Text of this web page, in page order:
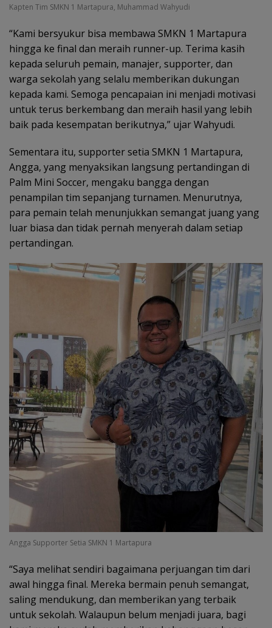
Kapten Tim SMKN 1 Martapura, Muhammad Wahyudi
“Kami bersyukur bisa membawa SMKN 1 Martapura
hingga ke final dan meraih runner-up. Terima kasih
kepada seluruh pemain, manajer, supporter, dan
warga sekolah yang selalu memberikan dukungan
kepada kami. Semoga pencapaian ini menjadi motivasi
untuk terus berkembang dan meraih hasil yang lebih
baik pada kesempatan berikutnya,” ujar Wahyudi.
Sementara itu, supporter setia SMKN 1 Martapura,
Angga, yang menyaksikan langsung pertandingan di
Palm Mini Soccer, mengaku bangga dengan
penampilan tim sepanjang turnamen. Menurutnya,
para pemain telah menunjukkan semangat juang yang
luar biasa dan tidak pernah menyerah dalam setiap
pertandingan.
Angga Supporter Setia SMKN 1 Martapura
“Saya melihat sendiri bagaimana perjuangan tim dari
awal hingga final. Mereka bermain penuh semangat,
saling mendukung, dan memberikan yang terbaik
untuk sekolah. Walaupun belum menjadi juara, bagi